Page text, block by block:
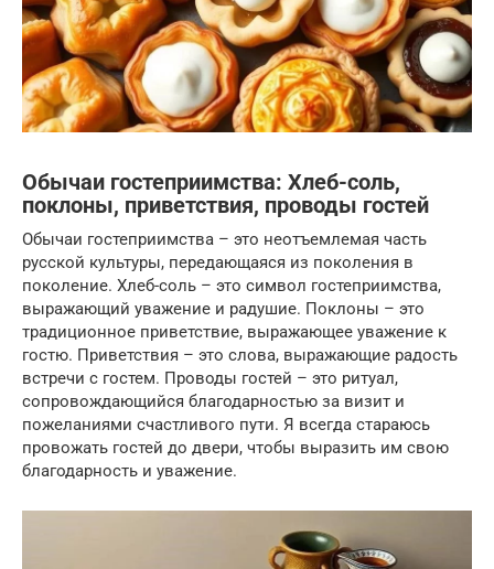
Обычаи гостеприимства: Хлеб-соль,
поклоны, приветствия, проводы гостей
Обычаи гостеприимства – это неотъемлемая часть
русской культуры, передающаяся из поколения в
поколение. Хлеб-соль – это символ гостеприимства,
выражающий уважение и радушие. Поклоны – это
традиционное приветствие, выражающее уважение к
гостю. Приветствия – это слова, выражающие радость
встречи с гостем. Проводы гостей – это ритуал,
сопровождающийся благодарностью за визит и
пожеланиями счастливого пути. Я всегда стараюсь
провожать гостей до двери, чтобы выразить им свою
благодарность и уважение.